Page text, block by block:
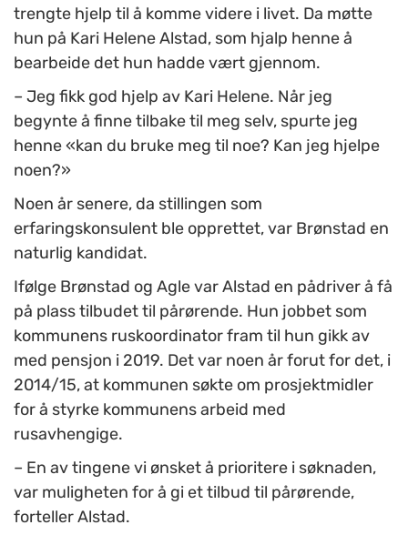
trengte hjelp til å komme videre i livet. Da møtte
hun på Kari Helene Alstad, som hjalp henne å
bearbeide det hun hadde vært gjennom.
– Jeg fikk god hjelp av Kari Helene. Når jeg
begynte å finne tilbake til meg selv, spurte jeg
henne «kan du bruke meg til noe? Kan jeg hjelpe
noen?»
Noen år senere, da stillingen som
erfaringskonsulent ble opprettet, var Brønstad en
naturlig kandidat.
Ifølge Brønstad og Agle var Alstad en pådriver å få
på plass tilbudet til pårørende. Hun jobbet som
kommunens ruskoordinator fram til hun gikk av
med pensjon i 2019. Det var noen år forut for det, i
2014/15, at kommunen søkte om prosjektmidler
for å styrke kommunens arbeid med
rusavhengige.
– En av tingene vi ønsket å prioritere i søknaden,
var muligheten for å gi et tilbud til pårørende,
forteller Alstad.